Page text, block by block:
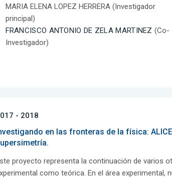
MARIA ELENA LOPEZ HERRERA (Investigador
principal)
FRANCISCO ANTONIO DE ZELA MARTINEZ (Co-
Investigador)
- 2018
en las fronteras de la física:
proyecto representa la continuación de varios
como teórica. En el área experimental,